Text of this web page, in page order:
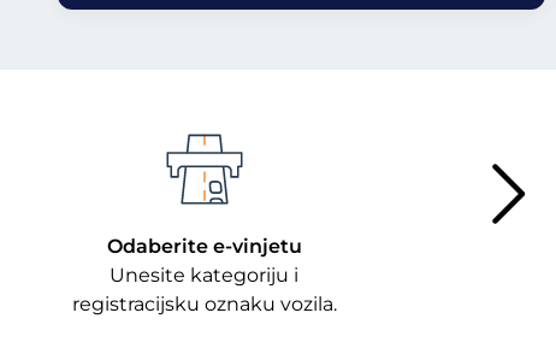
Odaberite e-vinjetu
Unesite kategoriju i
registracijsku oznaku vozila.